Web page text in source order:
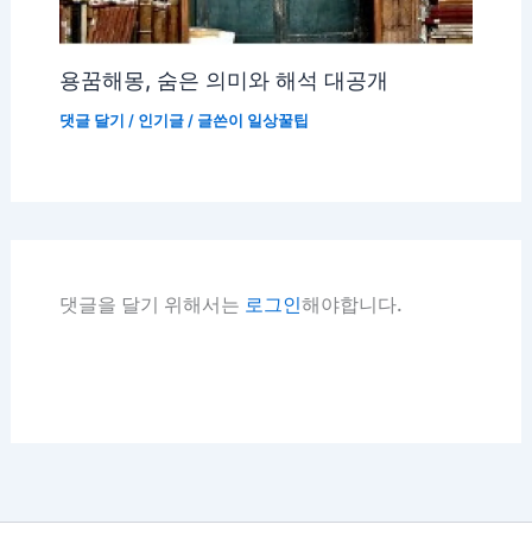
용꿈해몽, 숨은 의미와 해석 대공개
댓글 달기 / 인기글/ 글쓴이 일상꿀팁
댓글을 달기 위해서는 로그인해야합니다.